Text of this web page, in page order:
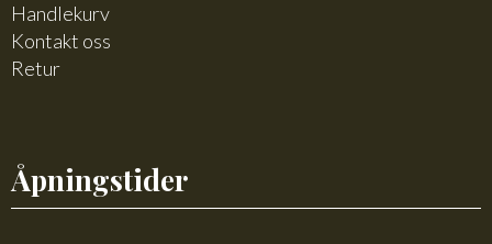
Handlekurv
Kontakt oss
Retur
Åpningstider